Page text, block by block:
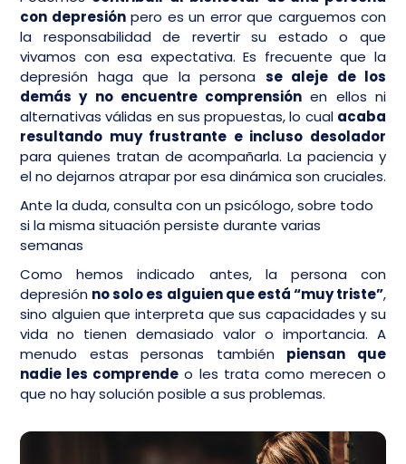
con depresiónpero es un error que carguemos con
la responsabilidad de revertir su estado o que
vivamos con esa expectativa. Es frecuente que la
depresión haga que la persona se aleje de los
demás y no encuentre comprensión en ellos ni
alternativas válidas en sus propuestas, lo cual acaba
resultando muy frustrante e incluso desolador
para quienes tratan de acompañarla. La paciencia y
el no dejarnos atrapar por esa dinámica son cruciales.
Ante la duda, consulta con un psicólogo, sobre todo
si la misma situación persiste durante varias
semanas
Como hemos indicado antes, la persona con
depresión no solo es alguien que está “muy triste”,
sino alguien que interpreta que sus capacidades y su
vida no tienen demasiado valor o importancia. A
menudo estas personas también piensan que
nadie les comprende o les trata como merecen o
que no hay solución posible a sus problemas.